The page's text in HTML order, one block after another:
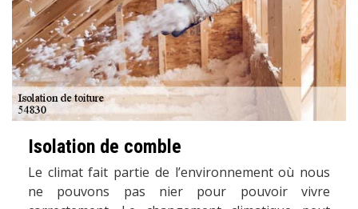
Isolation de comble
Le climat fait partie de l’environnement où nous
ne pouvons pas nier pour pouvoir vivre